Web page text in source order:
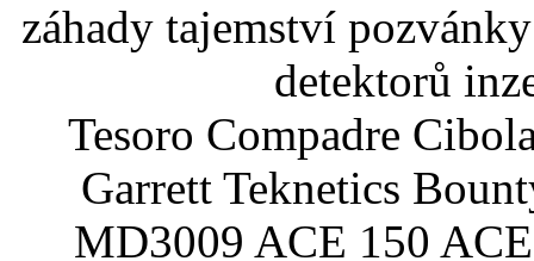
záhady tajemství
detektorů
Tesoro Compadre
Garrett Teknetics
MD3009 ACE 150